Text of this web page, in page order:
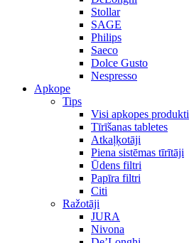
Stollar
SAGE
Philips
Saeco
Dolce Gusto
Nespresso
Apkope
Tips
Visi apkopes produkti
Tīrīšanas tabletes
Atkaļķotāji
Piena sistēmas tīrītāji
Ūdens filtri
Papīra filtri
Citi
Ražotāji
JURA
Nivona